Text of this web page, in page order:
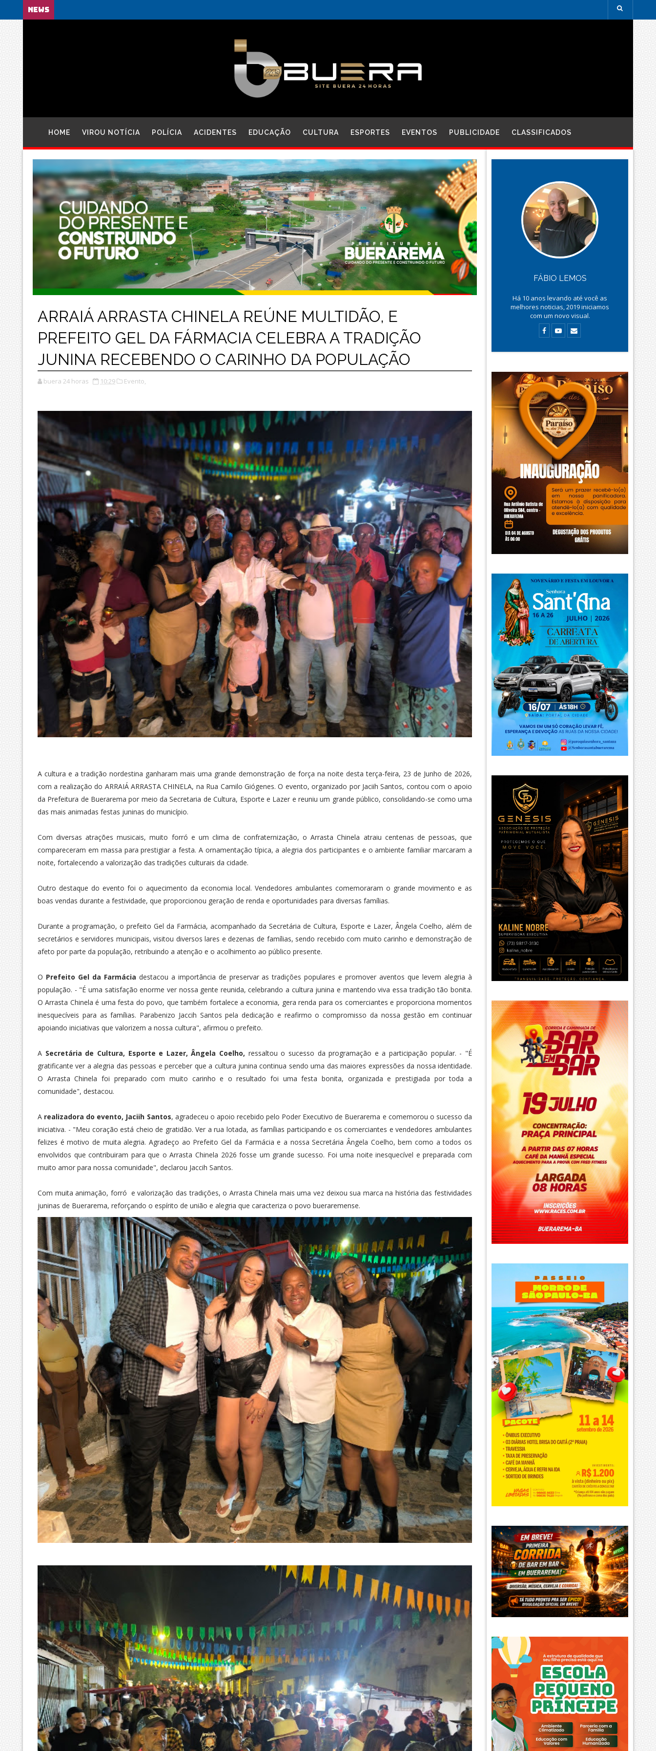
NEWS
HOME VIROU NOTÍCIA POLÍCIA ACIDENTES EDUCAÇÃO CULTURA ESPORTES EVENTOS PUBLICIDADE CLASSIFICADOS
ARRAIÁ ARRASTA CHINELA REÚNE MULTIDÃO, E
PREFEITO GEL DA FÁRMACIA CELEBRA A TRADIÇÃO
JUNINA RECEBENDO O CARINHO DA POPULAÇÃO
buera 24 horas 10:29 Evento,
A cultura e a tradição nordestina ganharam mais uma grande demonstração de força na noite desta terça-feira, 23 de Junho de 2026,
com a realização do ARRAIÁ ARRASTA CHINELA, na Rua Camilo Giógenes. O evento, organizado por Jaciih Santos, contou com o apoio
da Prefeitura de Buerarema por meio da Secretaria de Cultura, Esporte e Lazer e reuniu um grande público, consolidando-se como uma
das mais animadas festas juninas do município.
Com diversas atrações musicais, muito forró e um clima de confraternização, o Arrasta Chinela atraiu centenas de pessoas, que
compareceram em massa para prestigiar a festa. A ornamentação típica, a alegria dos participantes e o ambiente familiar marcaram a
noite, fortalecendo a valorização das tradições culturais da cidade.
Outro destaque do evento foi o aquecimento da economia local. Vendedores ambulantes comemoraram o grande movimento e as
boas vendas durante a festividade, que proporcionou geração de renda e oportunidades para diversas famílias.
Durante a programação, o prefeito Gel da Farmácia, acompanhado da Secretária de Cultura, Esporte e Lazer, Ângela Coelho, além de
secretários e servidores municipais, visitou diversos lares e dezenas de famílias, sendo recebido com muito carinho e demonstração de
afeto por parte da população, retribuindo a atenção e o acolhimento ao público presente.
O Prefeito Gel da Farmácia destacou a importância de preservar as tradições populares e promover aventos que levem alegria à
população. - "É uma satisfação enorme ver nossa gente reunida, celebrando a cultura junina e mantendo viva essa tradição tão bonita.
O Arrasta Chinela é uma festa do povo, que também fortalece a economia, gera renda para os comerciantes e proporciona momentos
inesquecíveis para as famílias. Parabenizo Jaccih Santos pela dedicação e reafirmo o compromisso da nossa gestão em continuar
apoiando iniciativas que valorizem a nossa cultura", afirmou o prefeito.
A Secretária de Cultura, Esporte e Lazer, Ângela Coelho, ressaltou o sucesso da programação e a participação popular. - "É
gratificante ver a alegria das pessoas e perceber que a cultura junina continua sendo uma das maiores expressões da nossa identidade.
O Arrasta Chinela foi preparado com muito carinho e o resultado foi uma festa bonita, organizada e prestigiada por toda a
comunidade", destacou.
A realizadora do evento, Jaciih Santos, agradeceu o apoio recebido pelo Poder Executivo de Buerarema e comemorou o sucesso da
iniciativa. - "Meu coração está cheio de gratidão. Ver a rua lotada, as famílias participando e os comerciantes e vendedores ambulantes
felizes é motivo de muita alegria. Agradeço ao Prefeito Gel da Farmácia e a nossa Secretária Ângela Coelho, bem como a todos os
envolvidos que contribuiram para que o Arrasta Chinela 2026 fosse um grande sucesso. Foi uma noite inesquecível e preparada com
muito amor para nossa comunidade", declarou Jaccih Santos.
Com muita animação, forró e valorização das tradições, o Arrasta Chinela mais uma vez deixou sua marca na história das festividades
juninas de Buerarema, reforçando o espírito de união e alegria que caracteriza o povo bueraremense.
FÁBIO LEMOS
Há 10 anos levando até você as
melhores noticias, 2019 iniciamos
com um novo visual.